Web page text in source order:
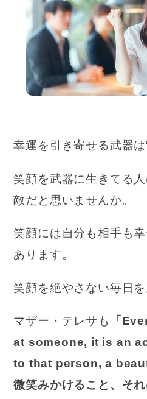
幸運を引き寄せる武器は
笑顔を武器に生きてる
敵だと思いませんか。
笑顔には自分も相手も
あります。
笑顔を絶やさない毎日を
マザー・テレサも
「
at someone, it is an
to that person, a
微笑みかけること、それ